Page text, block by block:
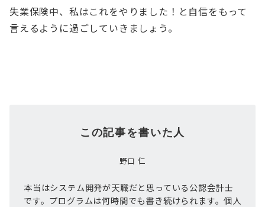
失業保険中、私はこれをやりました！と自信をもって
言えるように過ごしていきましょう。
この記事を書いた人
野口 仁
本当はシステム開発が天職だと思っている公認会計士
です。プログラムは何時間でも書き続けられます。個人